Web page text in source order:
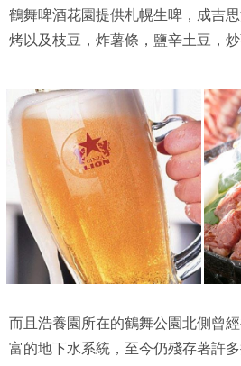
鶴舞啤酒花園提供札幌生啤，成吉
烤以及枝豆，炸薯條，鹽辛土豆，
而且浩養園所在的鶴舞公園北側曾
富的地下水系統，至今仍殘存著許